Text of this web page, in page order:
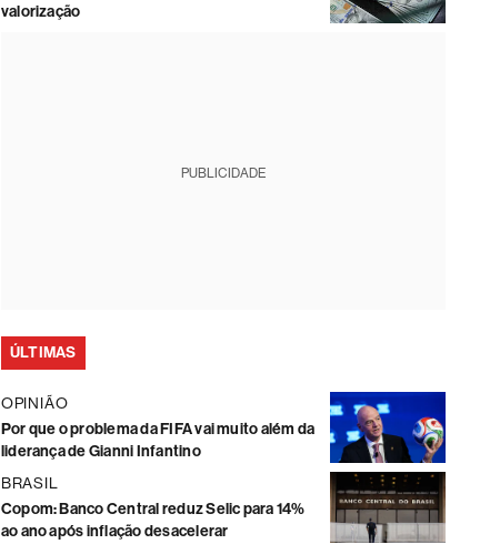
valorização
PUBLICIDADE
ÚLTIMAS
OPINIÃO
Por que o problema da FIFA vai muito além da
liderança de Gianni Infantino
BRASIL
Copom: Banco Central reduz Selic para 14%
ao ano após inflação desacelerar